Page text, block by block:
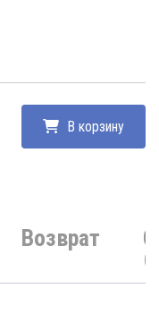
В корзину
Возврат